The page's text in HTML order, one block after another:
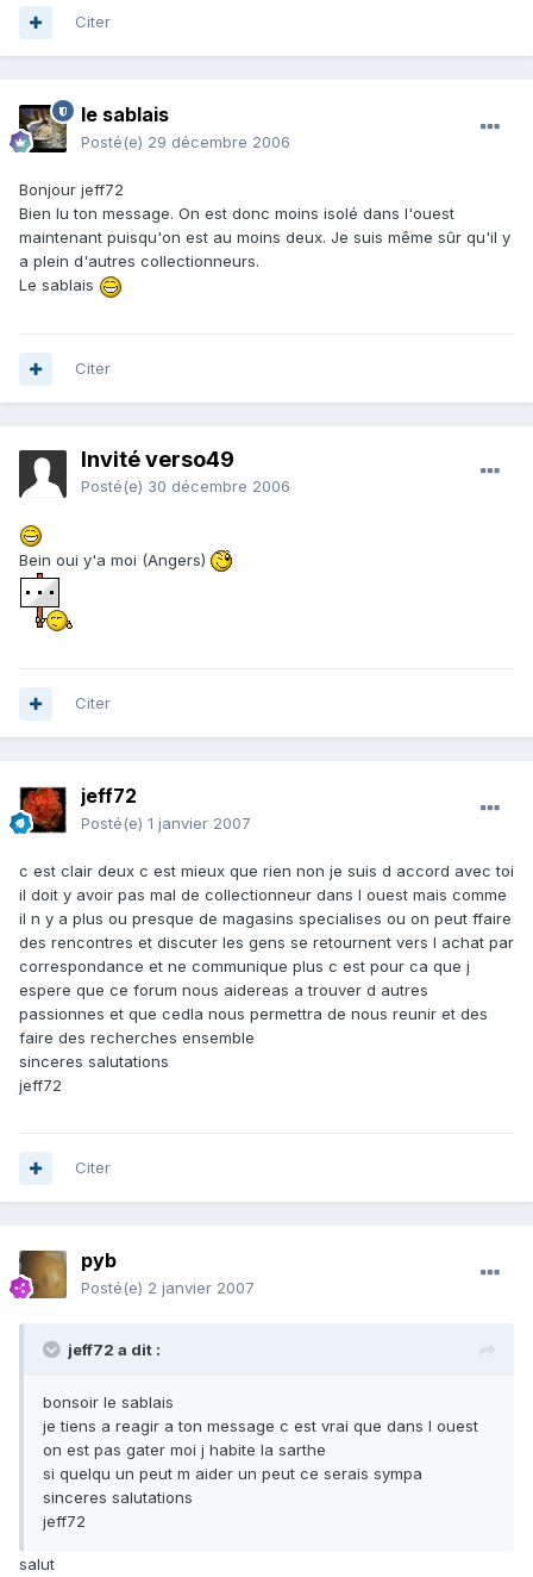
Citer
le sablais
Posté(e) 29 décembre 2006
Bonjour jeff72
Bien lu ton message. On est donc moins isolé dans l'ouest
maintenant puisqu'on est au moins deux. Je suis même sûr qu'il y
a plein d'autres collectionneurs.
Le sablais
Citer
Invité verso49
Posté(e) 30 décembre 2006
Bein oui y'a moi (Angers)
Citer
jeff72
Posté(e) 1 janvier 2007
c est clair deux c est mieux que rien non je suis d accord avec toi
il doit y avoir pas mal de collectionneur dans l ouest mais comme
il n y a plus ou presque de magasins specialises ou on peut ffaire
des rencontres et discuter les gens se retournent vers l achat par
correspondance et ne communique plus c est pour ca que j
espere que ce forum nous aidereas a trouver d autres
passionnes et que cedla nous permettra de nous reunir et des
faire des recherches ensemble
sinceres salutations
jeff72
Citer
pyb
Posté(e) 2 janvier 2007
jeff72 a dit :
bonsoir le sablais
je tiens a reagir a ton message c est vrai que dans l ouest
on est pas gater moi j habite la sarthe
si quelqu un peut m aider un peut ce serais sympa
sinceres salutations
jeff72
salut